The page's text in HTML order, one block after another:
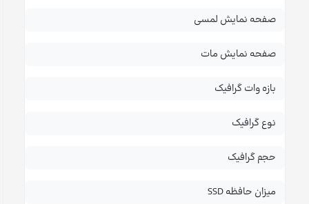
صفحه نمایش لمسی
صفحه نمایش مات
بازه وات گرافیک
نوع گرافیک
حجم گرافیک
میزان حافظه SSD